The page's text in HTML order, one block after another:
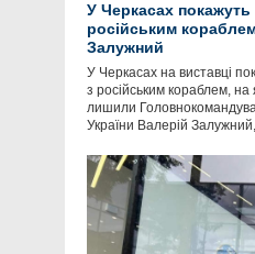
У Черкасах покажуть
російським
Залужний
У Черкасах на виставці
з російським кораблем, на
лишили
України Валерій